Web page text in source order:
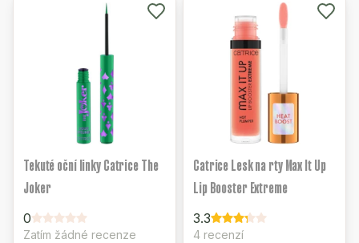
Tekuté oční linky Catrice The
Joker
0
Zatím žádné recenze
Catrice Lesk na rty Max It Up
Lip Booster Extreme
3.3
4 recenzí